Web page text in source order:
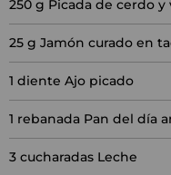
250 g Picada de cerdo y
25 g Jamón curado en
1 diente Ajo picado
1 rebanada Pan del día
3 cucharadas Leche